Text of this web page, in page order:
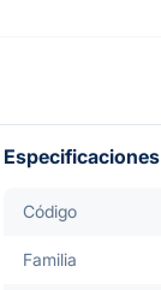
Código
Familia